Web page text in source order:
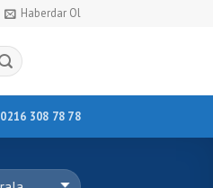
Haberdar Ol
0216 308 78 78